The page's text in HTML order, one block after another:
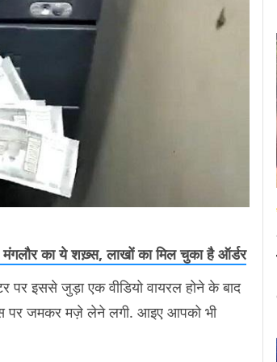
का ये शख़्स, लाखों का मिल चुका है ऑर्डर
पर इससे जुड़ा एक वीडियो वायरल होने के बाद
पर जमकर मज़े लेने लगी. आइए आपको भी